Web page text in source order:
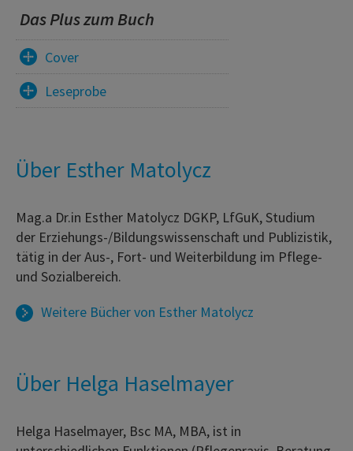
Das Plus zum Buch
Cover
Leseprobe
Über Esther Matolycz
Mag.a Dr.in Esther Matolycz DGKP, LfGuK, Studium
der Erziehungs-/Bildungswissenschaft und Publizistik,
tätig in der Aus-, Fort- und Weiterbildung im Pflege-
und Sozialbereich.
Weitere Bücher von Esther Matolycz
Über Helga Haselmayer
Helga Haselmayer, Bsc MA, MBA, ist in